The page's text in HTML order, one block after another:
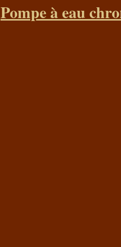
Pompe à eau